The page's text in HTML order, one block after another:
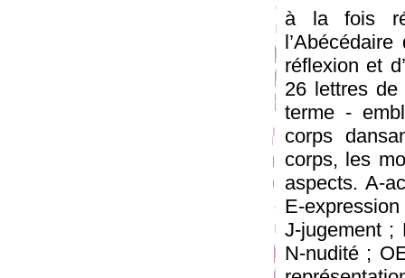
à la fois
réflexion et
26 lettres de
terme -
corps
corps, les
aspects. A-
E-
J-jugement ;
N-nudité ;